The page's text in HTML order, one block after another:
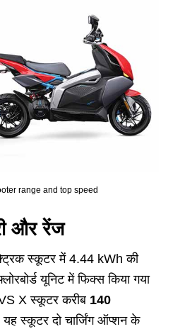
range and top speed
और रेंज
स्कूटर में 4.44 kWh की
यूनिट में फिक्स किया गया
X स्कूटर करीब 140
स्कूटर दो चार्जिंग ऑप्शन के